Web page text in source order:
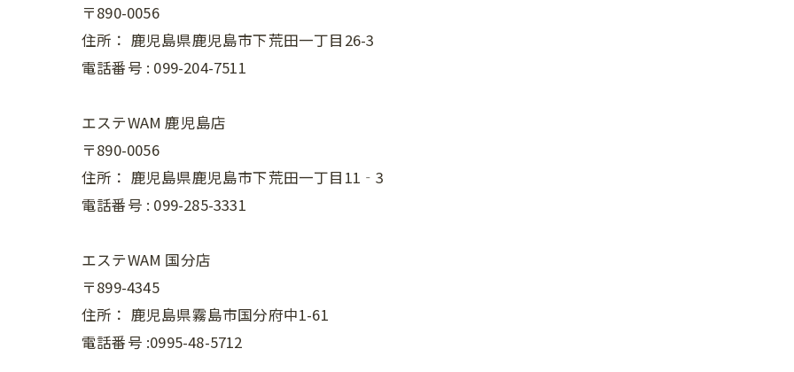
〒890-0056
住所： 鹿児島県鹿児島市下荒田一丁目26-3
電話番号 : 099-204-7511
エステWAM 鹿児島店
〒890-0056
住所： 鹿児島県鹿児島市下荒田一丁目11‐3
電話番号 : 099-285-3331
エステWAM 国分店
〒899-4345
住所： 鹿児島県霧島市国分府中1-61
電話番号 :0995-48-5712